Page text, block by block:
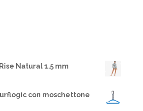
Natural 1.5 mm
con moschettone